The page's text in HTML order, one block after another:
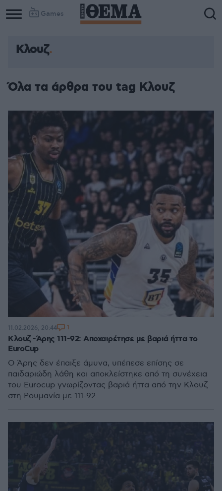
Games
Κλουζ
Όλα τα άρθρα του tag Κλουζ
Κλουζ -Άρης 111-92: Αποχαιρέτησε με βαριά ήττα το
EuroCup
Ο Άρης δεν έπαιξε άμυνα, υπέπεσε επίσης σε
παιδαριώδη λάθη και αποκλείστηκε από τη συνέχεια
του Eurocup γνωρίζοντας βαριά ήττα από την Κλουζ
στη Ρουμανία με 111-92
11.02.2026, 20:44 1